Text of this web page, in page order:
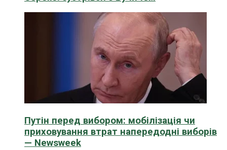
Путін перед вибором: мобілізація чи
приховування втрат напередодні виборів
— Newsweek